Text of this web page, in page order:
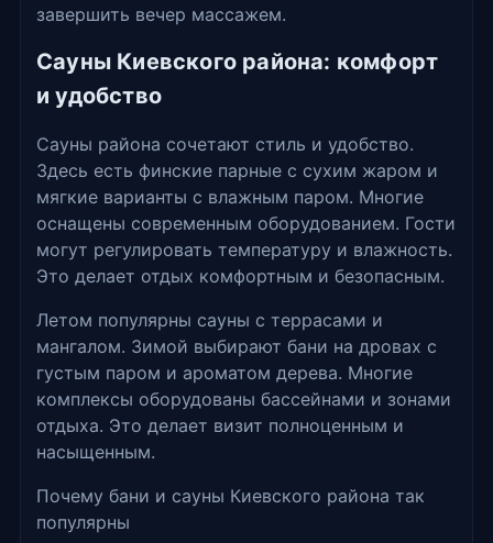
завершить вечер массажем.
Сауны Киевского района: комфорт
и удобство
Сауны района сочетают стиль и удобство.
Здесь есть финские парные с сухим жаром и
мягкие варианты с влажным паром. Многие
оснащены современным оборудованием. Гости
могут регулировать температуру и влажность.
Это делает отдых комфортным и безопасным.
Летом популярны сауны с террасами и
мангалом. Зимой выбирают бани на дровах с
густым паром и ароматом дерева. Многие
комплексы оборудованы бассейнами и зонами
отдыха. Это делает визит полноценным и
насыщенным.
Почему бани и сауны Киевского района так
популярны